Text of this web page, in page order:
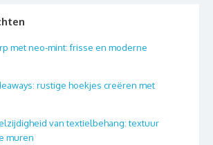
met neo-mint: frisse en moderne
rustige hoekjes creëren met
van textielbehang: textuur
muren